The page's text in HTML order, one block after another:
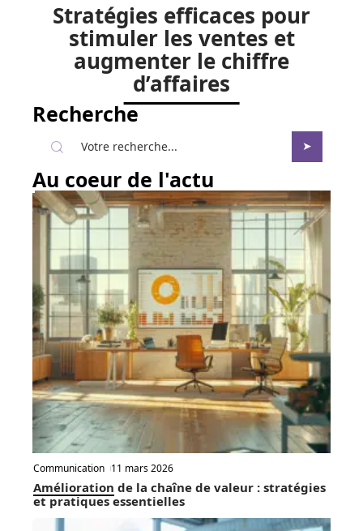
Stratégies efficaces pour
stimuler les ventes et
augmenter le chiffre
d’affaires
Recherche
Au coeur de l'actu
Communication 11 mars 2026
Amélioration de la chaîne de valeur : stratégies
et pratiques essentielles